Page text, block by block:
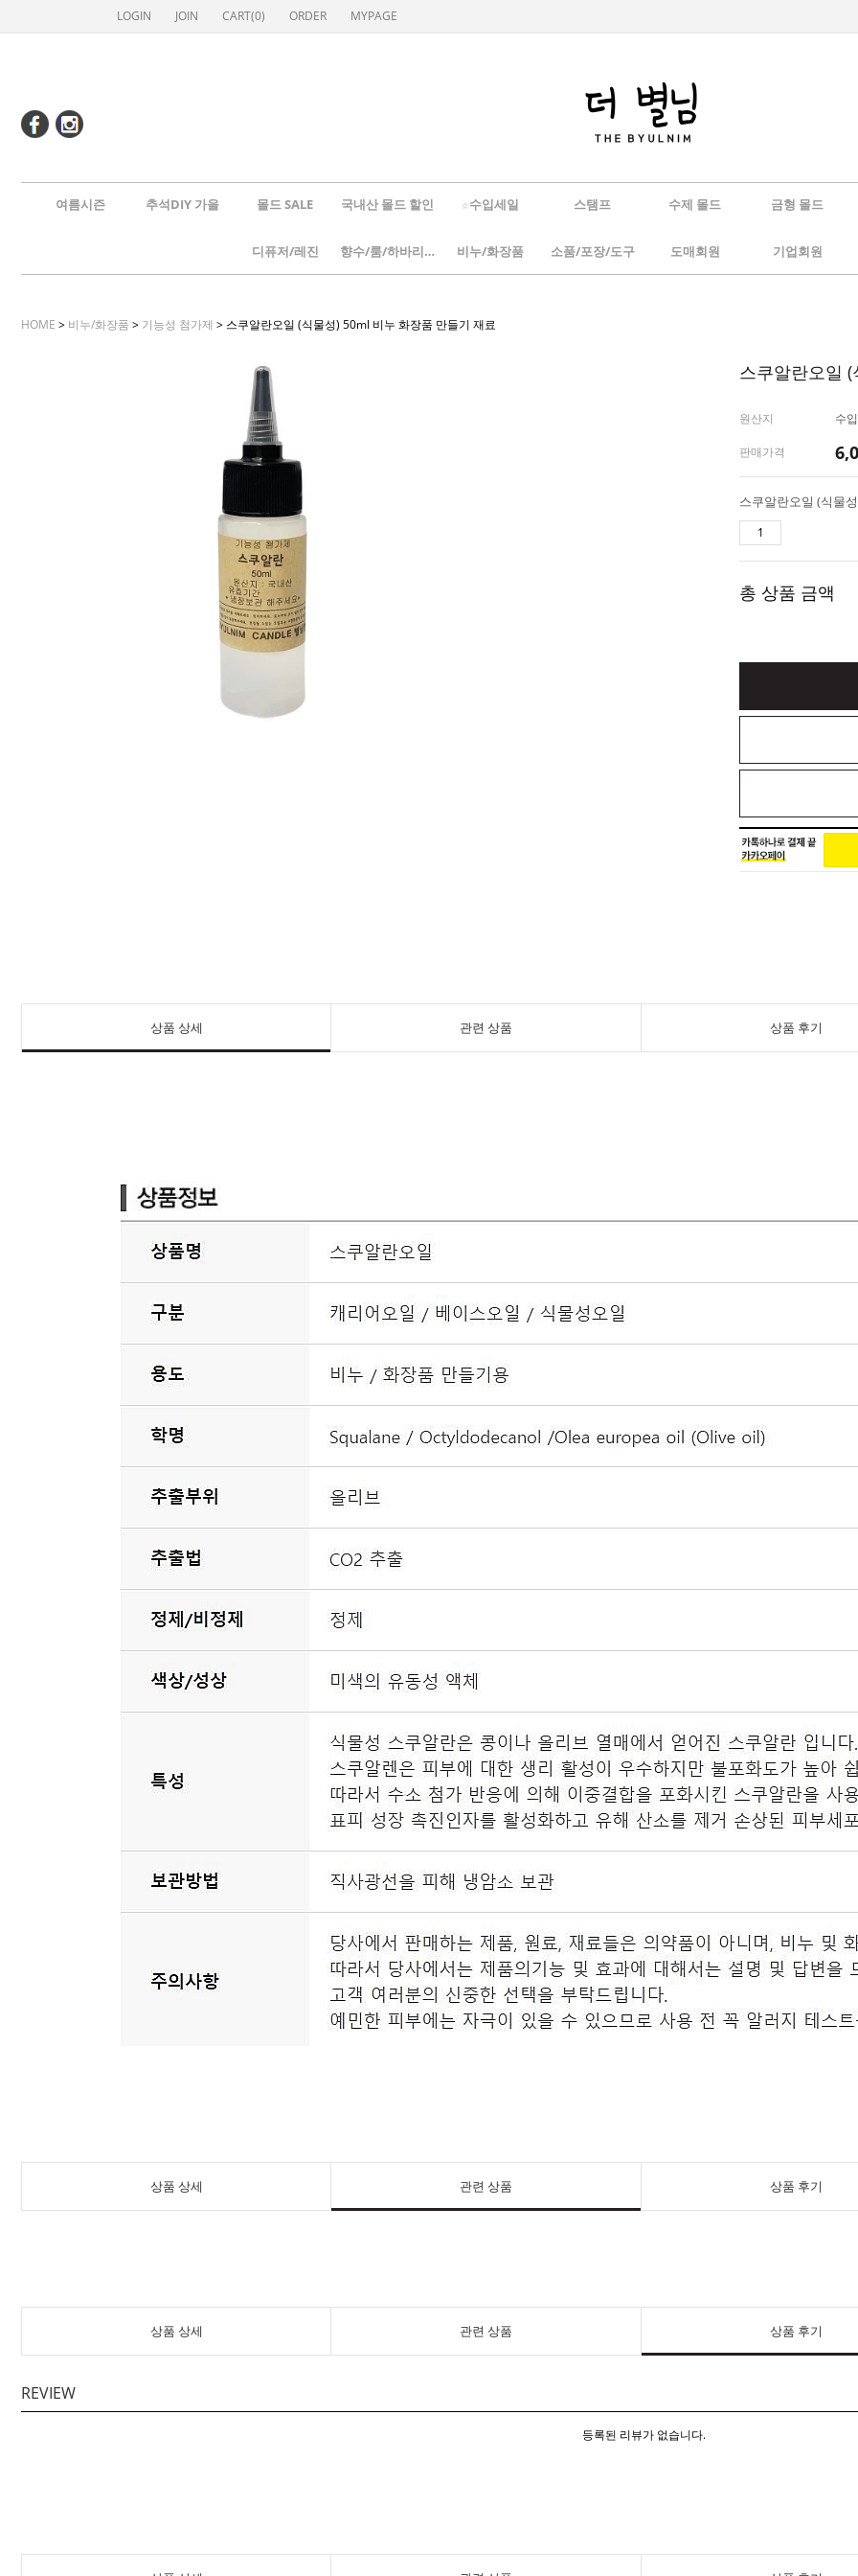
LOGIN JOIN CART(0) ORDER MYPAGE
여름시즌 추석DIY 가을 몰드 SALE 국내산 몰드 할인 ☆수입세일 스탬프 수제 몰드 금형 몰드
디퓨저/레진 향수/룸/하바리움 비누/화장품 소품/포장/도구 도매회원 기업회원
HOME > 비누/화장품 > 기능성 첨가제 > 스쿠알란오일 (식물성) 50ml 비누 화장품 만들기 재료
스쿠알란오일
원산지 수
판매가격
총 상품 금액
상품 상세 관련 상품 상품 후기
상품 상세 관련 상품 상품 후기
상품 상세 관련 상품 상품 후기
REVIEW
등록된 리뷰가 없습니다.